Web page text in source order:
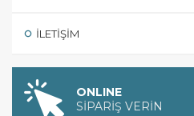
İLETIŞIM
ONLINE
SİPARİŞ VERİN